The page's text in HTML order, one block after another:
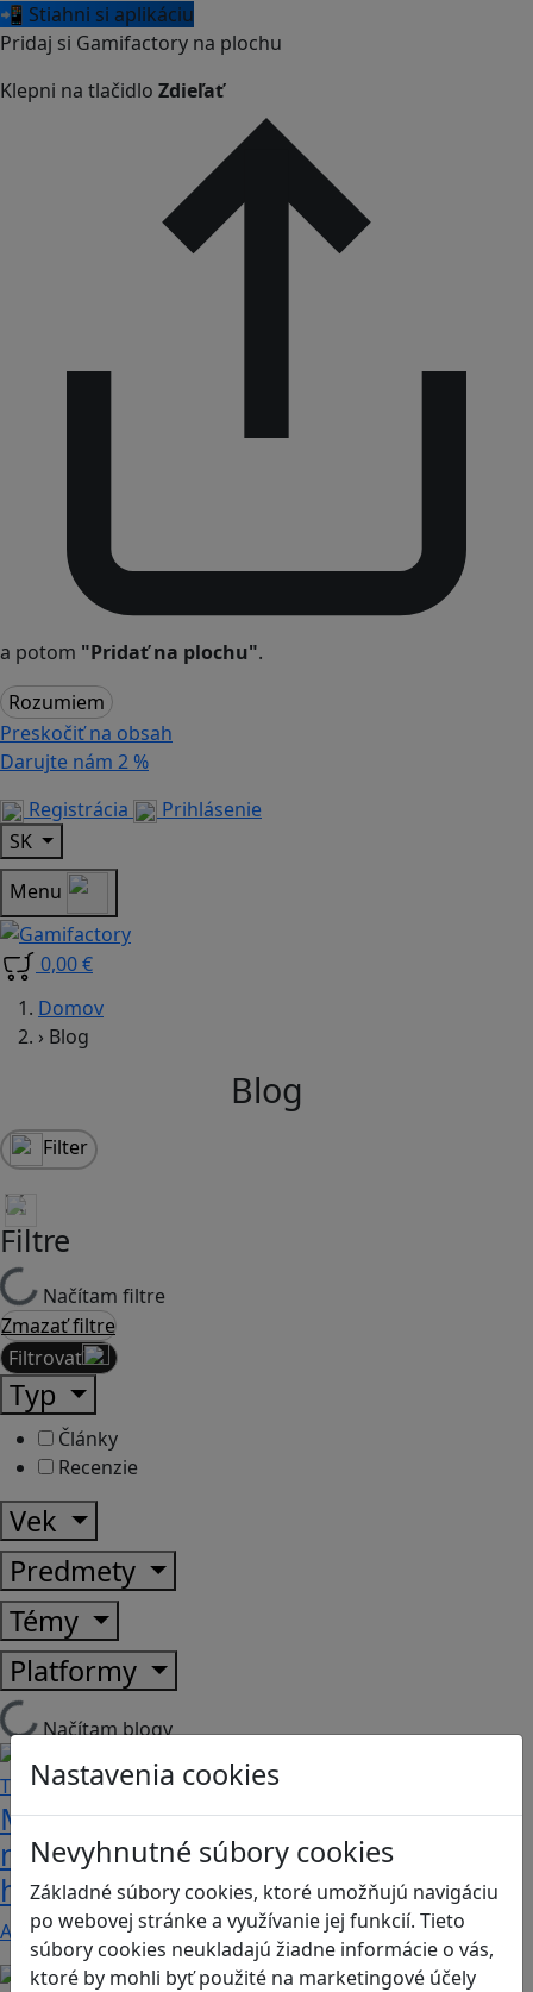
📲 Stiahni si aplikáciu
Pridaj si Gamifactory na plochu
Klepni na tlačidlo Zdieľať
a potom "Pridať na plochu".
Rozumiem
Preskočiť na obsah
Darujte nám 2 %
Registrácia
Prihlásenie
SK
Menu
0,00 €
Nastavenia cookies
Nevyhnutné súbory cookies
Základné súbory cookies, ktoré umožňujú navigáciu
po webovej stránke a využívanie jej funkcií. Tieto
súbory cookies neukladajú žiadne informácie o vás,
ktoré by mohli byť použité na marketingové účely
Domov
› Blog
Blog
Filter
Filtre
Načítam filtre
Zmazať filtre
Filtrovať
Typ
Články
Recenzie
Vek
Predmety
Témy
Platformy
Načítam blogy
Majú vaše deti problém s
matematikou a geometriou? Tieto
hry by im mohli pomôcť
Ak máte doma malých hráčov, ktorí ale zaostávajú…